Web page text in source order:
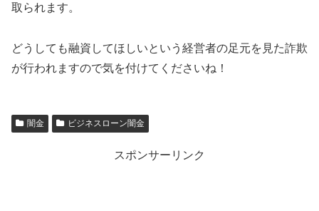
取られます。
どうしても融資してほしいという経営者の足元を見た詐欺
が行われますので気を付けてくださいね！
闇金 ビジネスローン闇金
スポンサーリンク